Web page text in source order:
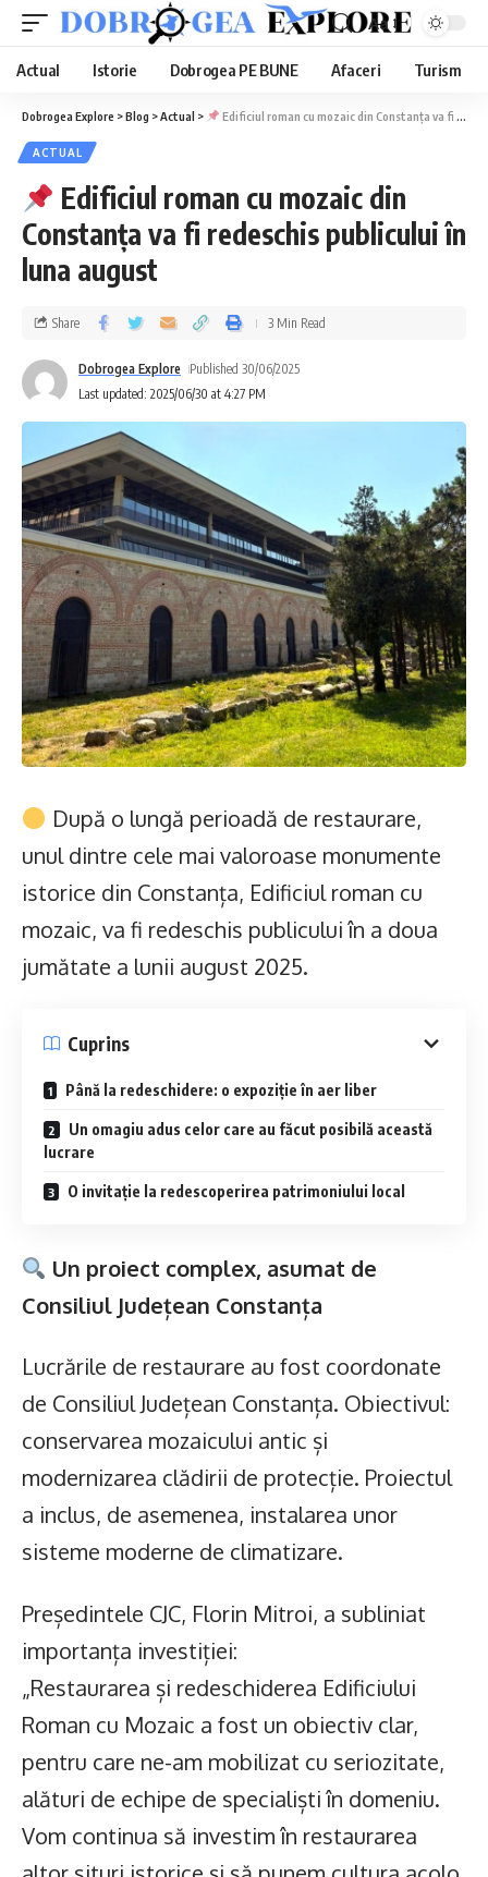
Aa
Actual Istorie Dobrogea PE BUNE Afaceri Turism
Dobrogea Explore >Blog >Actual > Edificiul roman cu mozaic din Constanța va fi redeschis publicului în luna august
ACTUAL
Edificiul roman cu mozaic din
Constanța va fi redeschis publicului în
luna august
Last updated: 2025/06/30 at 4:27 PM
Dobrogea Explore Published 30/06/2025
Share 3 Min Read
După o lungă perioadă de restaurare,
unul dintre cele mai valoroase monumente
istorice din Constanța, Edificiul roman cu
mozaic, va fi redeschis publicului în a doua
jumătate a lunii august 2025.
Cuprins
Până la redeschidere: o expoziție în aer liber
Un omagiu adus celor care au făcut posibilă această
lucrare
O invitație la redescoperirea patrimoniului local
Un proiect complex, asumat de
Consiliul Județean Constanța
Lucrările de restaurare au fost coordonate
de Consiliul Județean Constanța. Obiectivul:
conservarea mozaicului antic și
modernizarea clădirii de protecție. Proiectul
a inclus, de asemenea, instalarea unor
sisteme moderne de climatizare.
Președintele CJC, Florin Mitroi, a subliniat
importanța investiției:
„Restaurarea și redeschiderea Edificiului
Roman cu Mozaic a fost un obiectiv clar,
pentru care ne-am mobilizat cu seriozitate,
alături de echipe de specialiști în domeniu.
Vom continua să investim în restaurarea